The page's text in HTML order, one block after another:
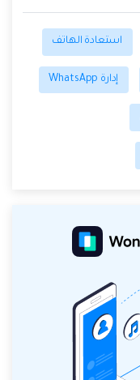
استعادة الهاتف
إدارة WhatsApp